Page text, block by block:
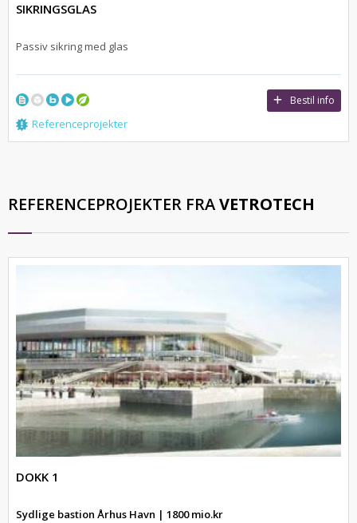
SIKRINGSGLAS
Passiv sikring med glas
Bestil info
Referenceprojekter
REFERENCEPROJEKTER FRAVETROTECH
DOKK 1
Sydlige bastion Århus Havn | 1800 mio.kr